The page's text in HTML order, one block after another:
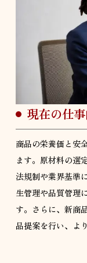
現在の仕
商品の栄養価と安
ます。原材料の選
法規制や業界基準
生管理や品質管理
す。さらに、新商
品提案を行い、よ